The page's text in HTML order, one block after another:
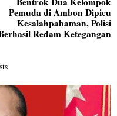
Pemuda di Ambon Dipicu
Kesalahpahaman, Polisi
Redam Ketegangan